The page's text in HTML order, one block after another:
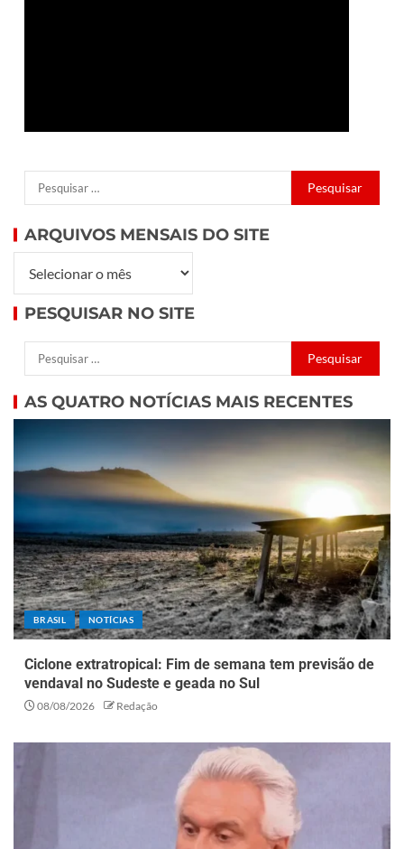
ARQUIVOS MENSAIS DO SITE
PESQUISAR NO SITE
AS QUATRO NOTÍCIAS MAIS RECENTES
BRASIL NOTÍCIAS
Ciclone extratropical: Fim de semana tem previsão de
vendaval no Sudeste e geada no Sul
08/08/2026 Redação